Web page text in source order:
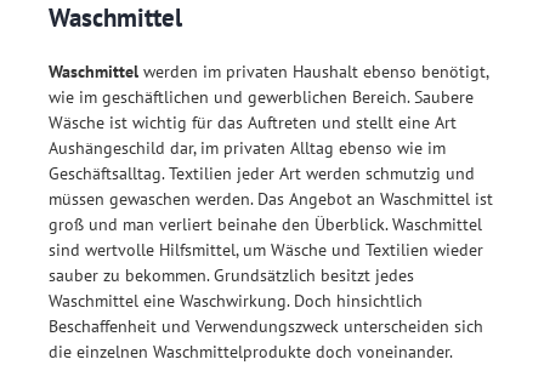
Waschmittel
Waschmittel werden im privaten Haushalt ebenso benötigt,
wie im geschäftlichen und gewerblichen Bereich. Saubere
Wäsche ist wichtig für das Auftreten und stellt eine Art
Aushängeschild dar, im privaten Alltag ebenso wie im
Geschäftsalltag. Textilien jeder Art werden schmutzig und
müssen gewaschen werden. Das Angebot an Waschmittel ist
groß und man verliert beinahe den Überblick. Waschmittel
sind wertvolle Hilfsmittel, um Wäsche und Textilien wieder
sauber zu bekommen. Grundsätzlich besitzt jedes
Waschmittel eine Waschwirkung. Doch hinsichtlich
Beschaffenheit und Verwendungszweck unterscheiden sich
die einzelnen Waschmittelprodukte doch voneinander.